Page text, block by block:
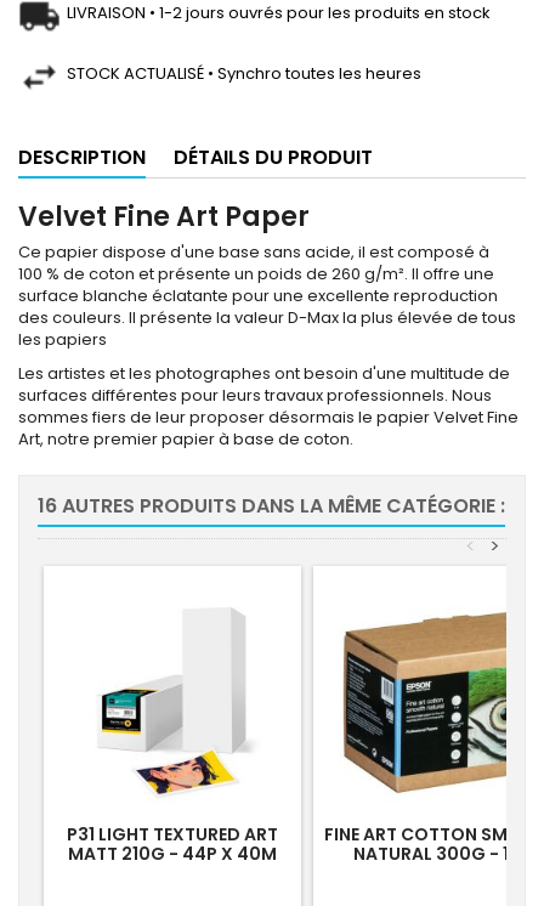
LIVRAISON • 1-2 jours ouvrés pour les produits en stock
STOCK ACTUALISÉ • Synchro toutes les heures
DESCRIPTION DÉTAILS DU PRODUIT
Velvet Fine Art Paper
Ce papier dispose d'une base sans acide, il est composé à
100 % de coton et présente un poids de 260 g/m². Il offre une
surface blanche éclatante pour une excellente reproduction
des couleurs. Il présente la valeur D-Max la plus élevée de tous
les papiers
Les artistes et les photographes ont besoin d'une multitude de
surfaces différentes pour leurs travaux professionnels. Nous
sommes fiers de leur proposer désormais le papier Velvet Fine
Art, notre premier papier à base de coton.
16 AUTRES PRODUITS DANS LA MÊME CATÉGORIE :
>
<
P31 LIGHT TEXTURED ART
MATT 210G - 44P X 40M
FINE ART COTTON
NATURAL 300G - 17P